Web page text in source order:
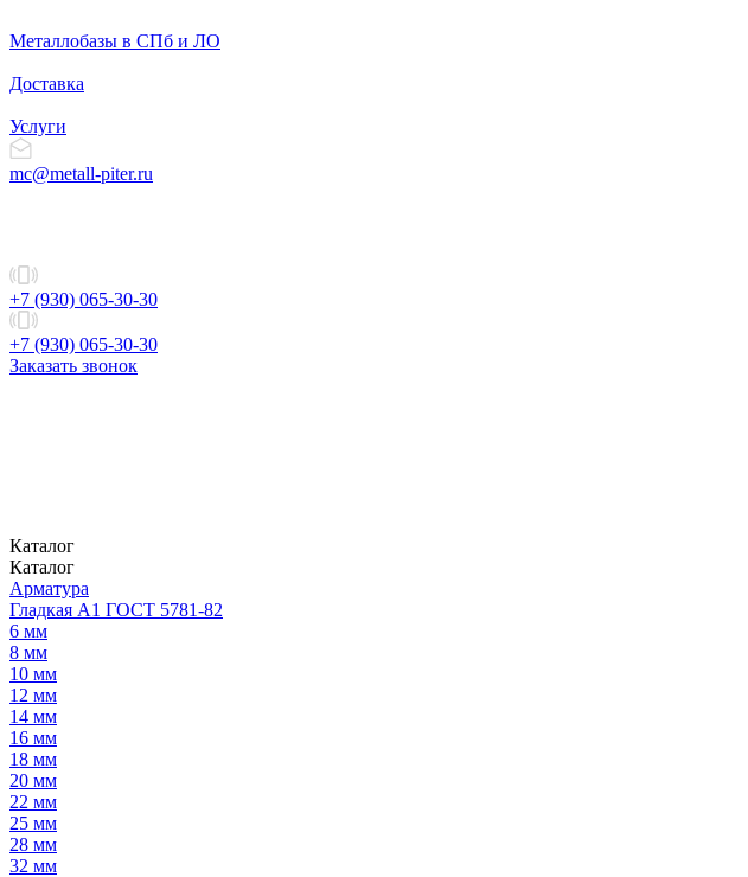
Металлобазы в СПб и ЛО
Доставка
Услуги
mc@metall-piter.ru
+7 (930) 065-30-30
+7 (930) 065-30-30
Заказать звонок
Каталог
Каталог
Арматура
Гладкая А1 ГОСТ 5781-82
6 мм
8 мм
10 мм
12 мм
14 мм
16 мм
18 мм
20 мм
22 мм
25 мм
28 мм
32 мм